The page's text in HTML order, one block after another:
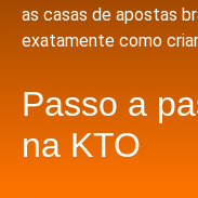
as casas de apostas
exatamente como
Passo a
na KTO